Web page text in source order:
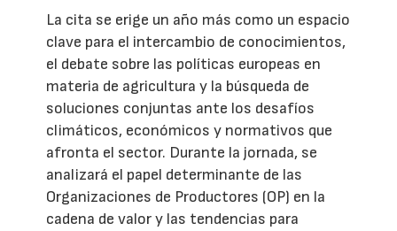
La cita se erige un año más como un espacio
clave para el intercambio de conocimientos,
el debate sobre las políticas europeas en
materia de agricultura y la búsqueda de
soluciones conjuntas ante los desafíos
climáticos, económicos y normativos que
afronta el sector. Durante la jornada, se
analizará el papel determinante de las
Organizaciones de Productores (OP) en la
cadena de valor y las tendencias para